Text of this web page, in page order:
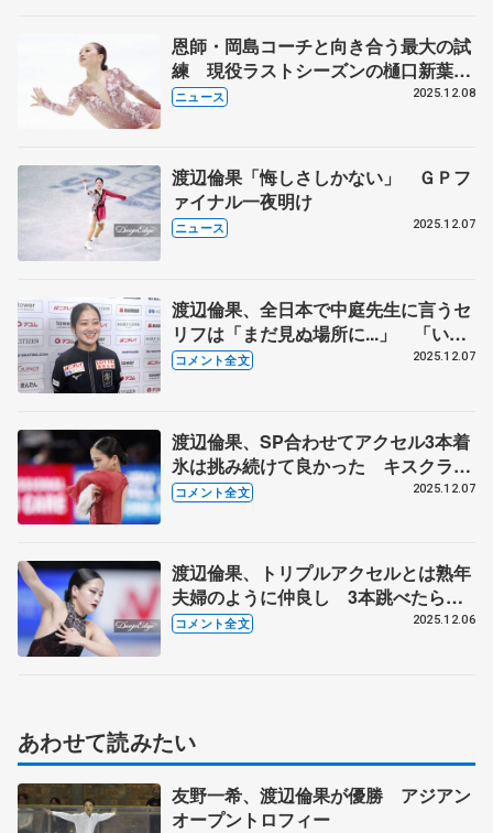
恩師・岡島コーチと向き合う最大の試
練 現役ラストシーズンの樋口新葉
【全日本フィギュア直前連載①】
ニュース 2025.12.08
渡辺倫果「悔しさしかない」 ＧＰフ
ァイナル一夜明け
ニュース 2025.12.07
渡辺倫果、全日本で中庭先生に言うセ
リフは「まだ見ぬ場所に...」 「いな
ければ強くなれなかった。自分を洗脳
コメント全文 2025.12.07
渡辺倫果、SP合わせてアクセル3本着
氷は挑み続けて良かった キスクラで
祈るように「ここまでできたから点数
コメント全文 2025.12.07
渡辺倫果、トリプルアクセルとは熟年
夫婦のように仲良し 3本跳べたら中
田璃士君がおごってくれるって【GP
コメント全文 2025.12.06
あわせて読みたい
友野一希、渡辺倫果が優勝 アジアン
オープントロフィー